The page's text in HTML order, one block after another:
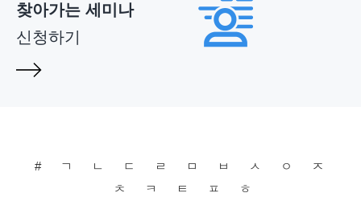
찾아가는 세미나
신청하기
# ㄱ ㄴ ㄷ ㄹ ㅁ ㅂ ㅅ ㅇ
ㅈ
ㅊ
ㅋ ㅌ ㅍ ㅎ